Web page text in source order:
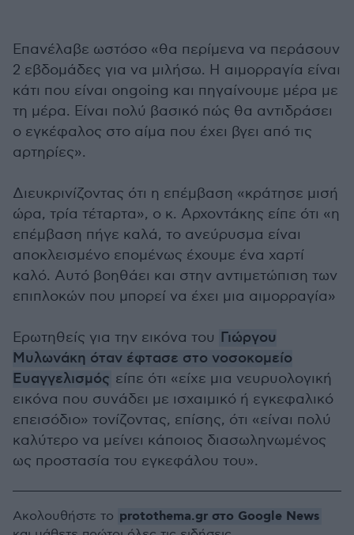
Επανέλαβε ωστόσο «θα περίμενα να περάσουν
2 εβδομάδες για να μιλήσω. Η αιμορραγία είναι
κάτι που είναι ongoing και πηγαίνουμε μέρα με
τη μέρα. Είναι πολύ βασικό πώς θα αντιδράσει
ο εγκέφαλος στο αίμα που έχει βγει από τις
αρτηρίες».
Διευκρινίζοντας ότι η επέμβαση «κράτησε μισή
ώρα, τρία τέταρτα», ο κ. Αρχοντάκης είπε ότι «η
επέμβαση πήγε καλά, το ανεύρυσμα είναι
αποκλεισμένο επομένως έχουμε ένα χαρτί
καλό. Αυτό βοηθάει και στην αντιμετώπιση των
επιπλοκών που μπορεί να έχει μια αιμορραγία»
Ερωτηθείς για την εικόνα του Γιώργου
Μυλωνάκη όταν έφτασε στο νοσοκομείο
Ευαγγελισμός είπε ότι «είχε μια νευρυολογική
εικόνα που συνάδει με ισχαιμικό ή εγκεφαλικό
επεισόδιο» τονίζοντας, επίσης, ότι «είναι πολύ
καλύτερο να μείνει κάποιος διασωληνωμένος
ως προστασία του εγκεφάλου του».
Ακολουθήστε το protothema.gr στο Google News